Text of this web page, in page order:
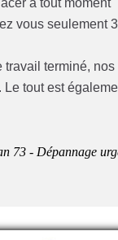
à tout moment
vous seulement
travail terminé, nos
tout est
73 - Dépannage